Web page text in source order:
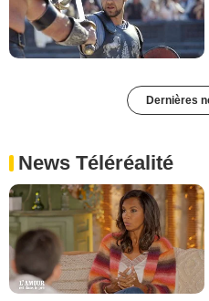
Dernières
News Téléréalité